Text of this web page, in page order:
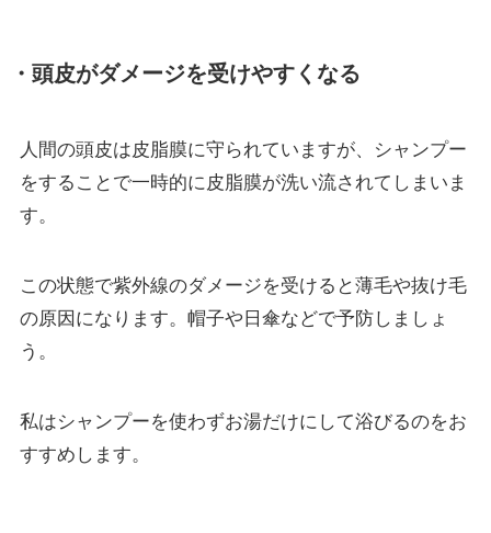
・頭皮がダメージを受けやすくなる
人間の頭皮は皮脂膜に守られていますが、シャンプー
をすることで一時的に皮脂膜が洗い流されてしまいま
す。
この状態で紫外線のダメージを受けると薄毛や抜け毛
の原因になります。帽子や日傘などで予防しましょ
う。
私はシャンプーを使わずお湯だけにして浴びるのをお
すすめします。